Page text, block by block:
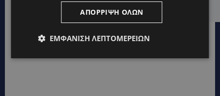
κινηματογράφο και τηλεόραση-(Bίντεο)
ΑΠΌΡΡΙΨΗ ΌΛΩΝ
ΕΜΦΆΝΙΣΗ ΛΕΠΤΟΜΕΡΕΙΏΝ